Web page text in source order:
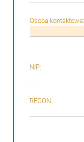
Osoba
NIP:
REGON: